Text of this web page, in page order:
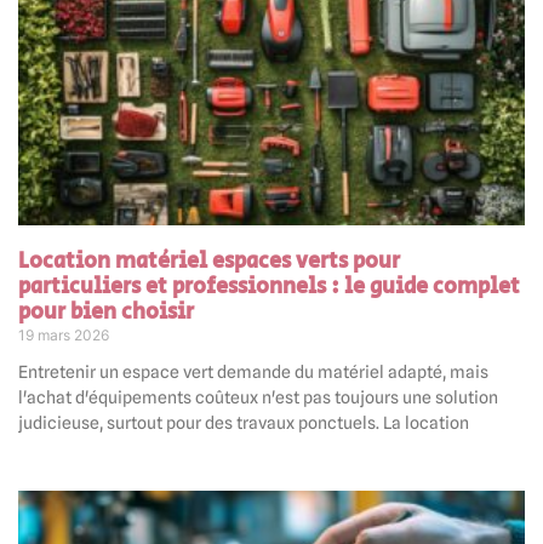
Location matériel espaces verts pour
particuliers et professionnels : le guide complet
pour bien choisir
19 mars 2026
Entretenir un espace vert demande du matériel adapté, mais
l'achat d'équipements coûteux n'est pas toujours une solution
judicieuse, surtout pour des travaux ponctuels. La location